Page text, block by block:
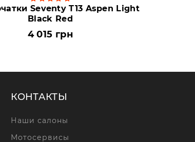
Seventy T13 Aspen Light
Black Red
4 015 грн
КОНТАКТЫ
Наши салоны
Мотосервисы